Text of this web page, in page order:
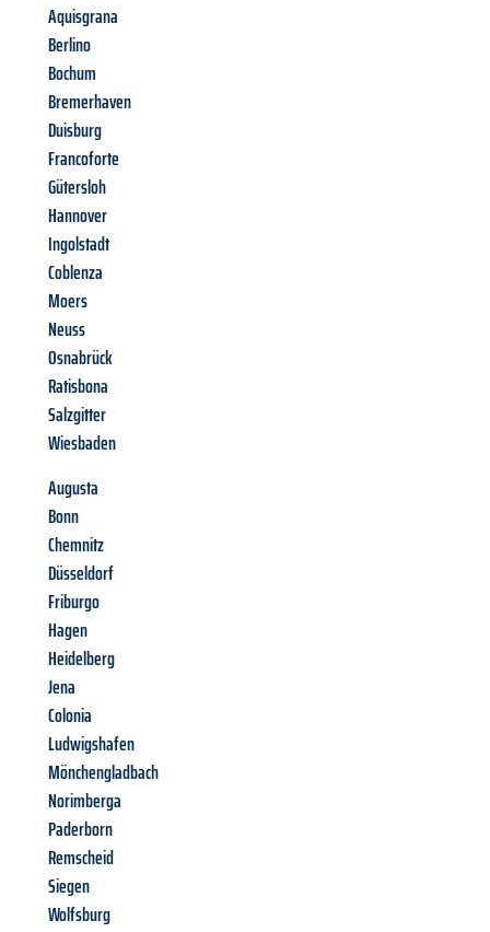
Aquisgrana
Berlino
Bochum
Bremerhaven
Duisburg
Francoforte
Gütersloh
Hannover
Ingolstadt
Coblenza
Moers
Neuss
Osnabrück
Ratisbona
Salzgitter
Wiesbaden
Augusta
Bonn
Chemnitz
Düsseldorf
Friburgo
Hagen
Heidelberg
Jena
Colonia
Ludwigshafen
Mönchengladbach
Norimberga
Paderborn
Remscheid
Siegen
Wolfsburg